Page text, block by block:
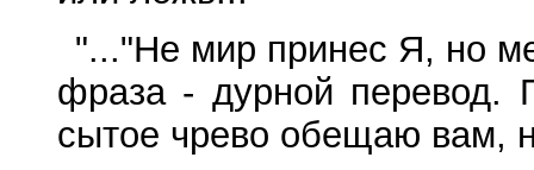
"..."Не мир принес Я, но
фраза - дурной перевод.
сытое чрево обещаю вам,